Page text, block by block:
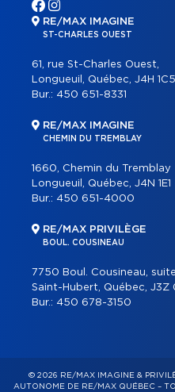
RE/MAX IMAGINE
ST-CHARLES OUEST
61, rue St-Charles Ouest,
Longueuil, Québec, J4H 1C5
Bur.: 450 651-8331
RE/MAX IMAGINE
CHEMIN DU TREMBLAY
1660, Chemin du Tremblay
Longueuil, Québec, J4N 1E1
Bur.: 450 651-4000
RE/MAX PRIVILÈGE
BOUL. COUSINEAU
7750 Boul. Cousineau,
Saint-Hubert, Québec, J3Z
Bur.: 450 678-3150
© 2026 RE/MAX IMAGINE &
AUTONOME DE RE/MAX QUÉBEC –